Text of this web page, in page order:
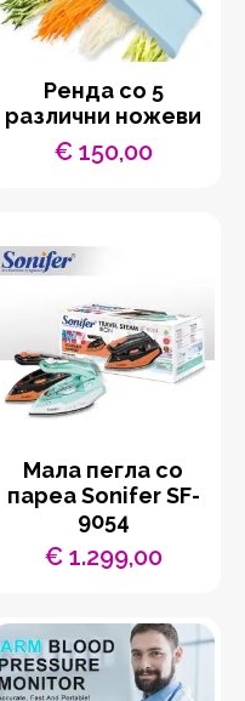
Ренда со 5
различни ножеви
€150,00
Мала пегла со
пареа Sonifer SF-
9054
€1.299,00